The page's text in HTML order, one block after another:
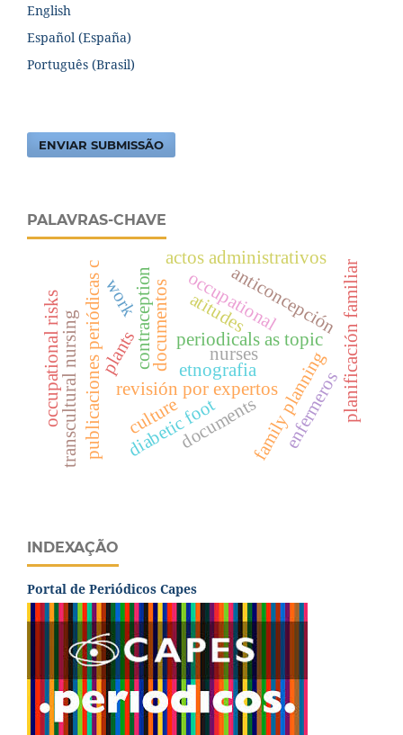
English
Español (España)
Português (Brasil)
ENVIAR SUBMISSÃO
PALAVRAS-CHAVE
documentos periodicals as topic
revisión por expertos
publicaciones periódicas c
transcultural nursing family planning
contraception planificación familiar
anticoncepción
documents
nurses
actos administrativos
enfermeros
occupational
occupational risks diabetic foot
etnografia
atitudes
culture
plants
work
INDEXAÇÃO
Portal de Periódicos Capes